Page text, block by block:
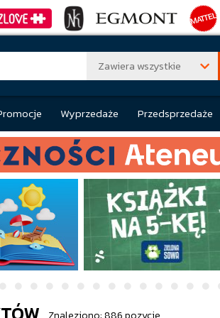
Zawiera wszystkie
Wyprzedaże Przedsprzedaże